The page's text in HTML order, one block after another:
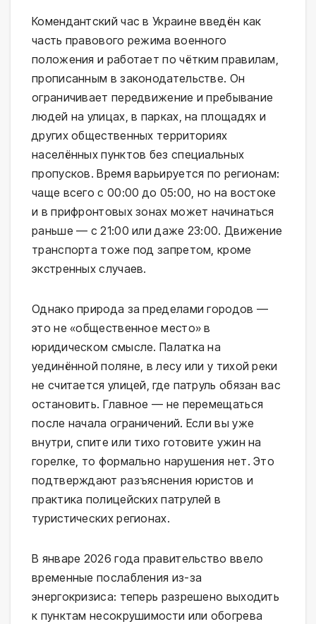
Комендантский час в Украине введён как
часть правового режима военного
положения и работает по чётким правилам,
прописанным в законодательстве. Он
ограничивает передвижение и пребывание
людей на улицах, в парках, на площадях и
других общественных территориях
населённых пунктов без специальных
пропусков. Время варьируется по регионам:
чаще всего с 00:00 до 05:00, но на востоке
и в прифронтовых зонах может начинаться
раньше — с 21:00 или даже 23:00. Движение
транспорта тоже под запретом, кроме
экстренных случаев.
Однако природа за пределами городов —
это не «общественное место» в
юридическом смысле. Палатка на
уединённой поляне, в лесу или у тихой реки
не считается улицей, где патруль обязан вас
остановить. Главное — не перемещаться
после начала ограничений. Если вы уже
внутри, спите или тихо готовите ужин на
горелке, то формально нарушения нет. Это
подтверждают разъяснения юристов и
практика полицейских патрулей в
туристических регионах.
В январе 2026 года правительство ввело
временные послабления из-за
энергокризиса: теперь разрешено выходить
к пунктам несокрушимости или обогрева